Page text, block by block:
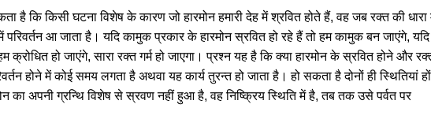
है कि किसी घटना विशेष के कारण जो हारमोन हमारी देह में श्रवित होते हैं, वह जब रक्त की धारा
परिवर्तन आ जाता है। यदि कामुक प्रकार के हारमोन स्रवित हो रहे हैं तो हम कामुक बन जाएंगे, यदि
क्रोधित हो जाएंगे, सारा रक्त गर्म हो जाएगा। प्रश्न यह है कि क्या हारमोन के स्रवित होने और
होने में कोई समय लगता है अथवा यह कार्य तुरन्त हो जाता है। हो सकता है दोनों ही स्थितियां
का अपनी ग्रन्थि विशेष से स्रवण नहीं हुआ है, वह निष्क्रिय स्थिति में है, तब तक उसे पर्वत पर